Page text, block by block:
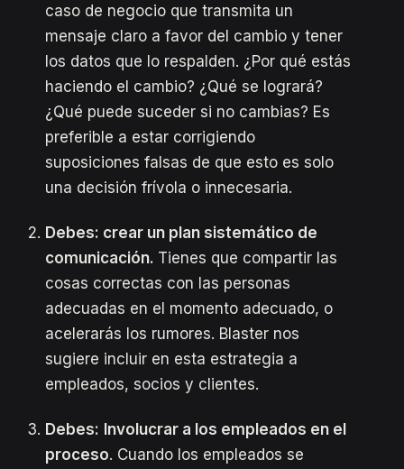
caso de negocio que transmita un
mensaje claro a favor del cambio y tener
los datos que lo respalden. ¿Por qué estás
haciendo el cambio? ¿Qué se logrará?
¿Qué puede suceder si no cambias? Es
preferible a estar corrigiendo
suposiciones falsas de que esto es solo
una decisión frívola o innecesaria.
Debes: crear un plan sistemático de
comunicación. Tienes que compartir las
cosas correctas con las personas
adecuadas en el momento adecuado, o
acelerarás los rumores. Blaster nos
sugiere incluir en esta estrategia a
empleados, socios y clientes.
Debes: Involucrar a los empleados en el
proceso. Cuando los empleados se